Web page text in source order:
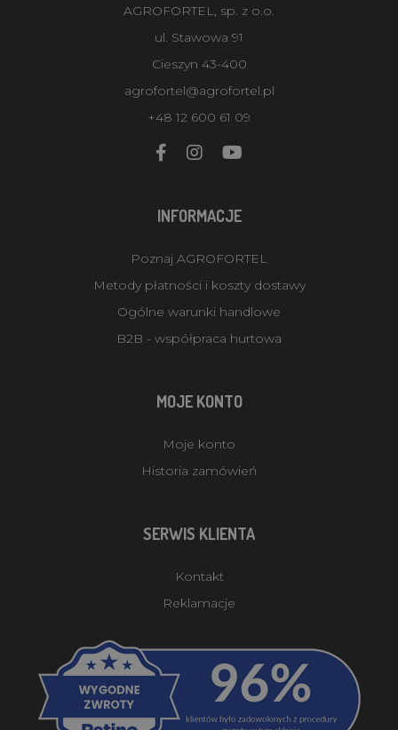
AGROFORTEL, sp. z o.o.
ul. Stawowa 91
Cieszyn 43-400
agrofortel@agrofortel.pl
+48 12 600 61 09
INFORMACJE
Poznaj AGROFORTEL
Metody płatności i koszty dostawy
Ogólne warunki handlowe
B2B - współpraca hurtowa
MOJE KONTO
Moje konto
Historia zamówień
SERWIS KLIENTA
Kontakt
Reklamacje